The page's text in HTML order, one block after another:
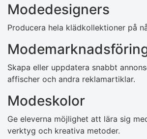
Modedesigners
Producera hela klädkollektioner på
Skapa eller uppdatera snabbt
affischer och andra reklamartiklar.
Modeskolor
Ge eleverna möjlighet att lära sig
verktyg och kreativa metoder.